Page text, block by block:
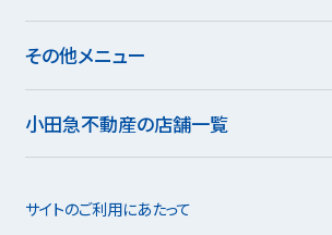
その他メニュー
小田急不動産の店舗一覧
サイトのご利用にあたって